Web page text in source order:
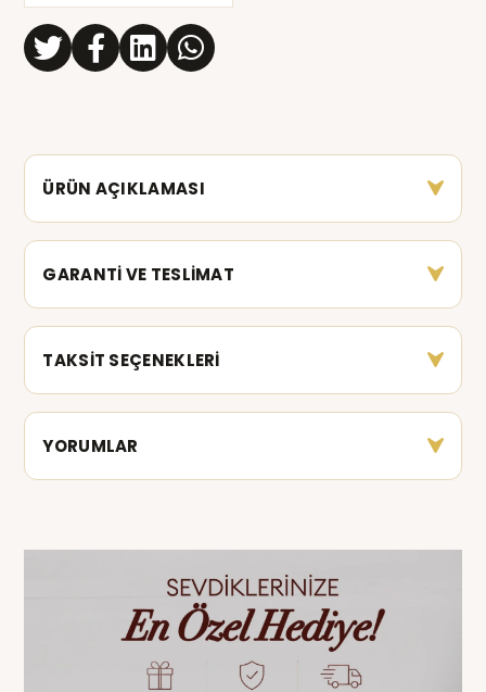
ÜRÜN AÇIKLAMASI
GARANTİ VE TESLİMAT
TAKSİT SEÇENEKLERİ
YORUMLAR